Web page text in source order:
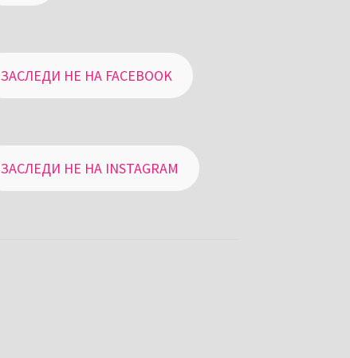
ЗАСЛЕДИ НЕ НА FACEBOOK
ЗАСЛЕДИ НЕ НА INSTAGRAM